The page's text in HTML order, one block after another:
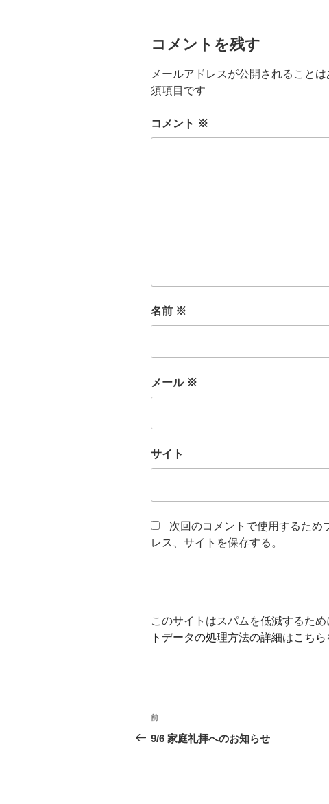
コメントを残す
メールアドレスが公開されることは
須項目です
コメント ※
名前 ※
メール ※
サイト
次回のコメントで使用するため
レス、サイトを保存する。
このサイトはスパムを低減するため
トデータの処理方法の詳細はこち
投
稿
前
の
前
9/6 家庭礼拝へのお知らせ